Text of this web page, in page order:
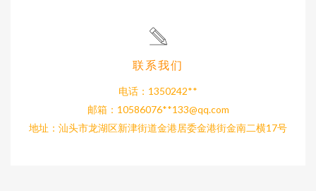
联系我们
电话：1350242**
邮箱：10586076**133@qq.com
地址：汕头市龙湖区新津街道金港居委金港街金南二横17号